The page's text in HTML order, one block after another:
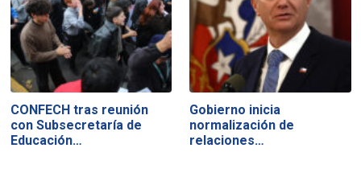
CONFECH tras reunión
con Subsecretaría de
Educación…
Gobierno inicia
normalización de
relaciones…